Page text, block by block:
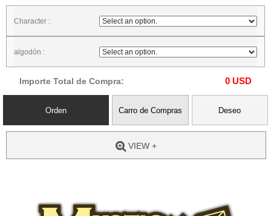
Character :
algodón :
Importe Total de Compra: 0 USD
Orden Carro de Compras Deseo
VIEW +